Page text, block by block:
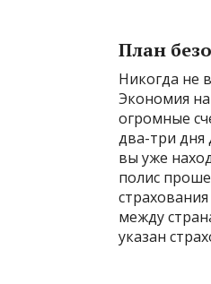
План
Никогда не
Экономия
огромные
два-три дня
вы уже
полис
между
указан